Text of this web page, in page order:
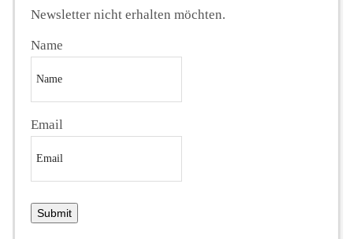
Newsletter nicht erhalten möchten.
Name
Email